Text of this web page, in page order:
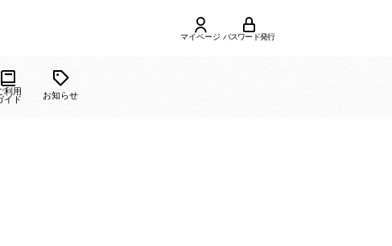
マイページ パスワード発行
お問合せ ご利用